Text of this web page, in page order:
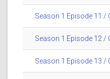
Season 1 Episode 11 /
Season 1 Episode 12 /
Season 1 Episode 13 /